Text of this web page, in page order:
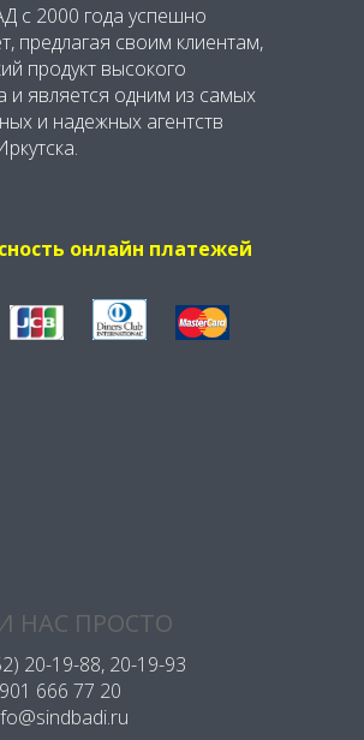
с 2000 года успешно
предлагая своим клиентам,
продукт высокого
и является одним из самых
и надежных агентств
онлайн платежей
НАС ПРОСТО
20-19-88, 20-19-93
666 77 20